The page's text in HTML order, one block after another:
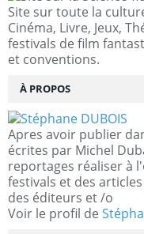
Site sur toute la
Cinéma, Livre, Jeux,
festivals de film
et conventions.
À PROPOS
Apres avoir publier
écrites par Michel
reportages réaliser à
festivals et des
des éditeurs et /o
Voir le profil de